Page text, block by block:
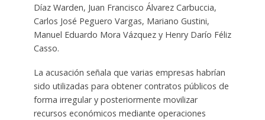
Díaz Warden, Juan Francisco Álvarez Carbuccia,
Carlos José Peguero Vargas, Mariano Gustini,
Manuel Eduardo Mora Vázquez y Henry Darío Féliz
Casso.
La acusación señala que varias empresas habrían
sido utilizadas para obtener contratos públicos de
forma irregular y posteriormente movilizar
recursos económicos mediante operaciones